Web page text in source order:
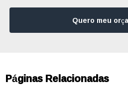
Quero meu
Páginas Relacionadas